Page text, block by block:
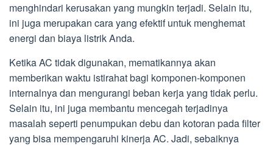
menghindari kerusakan yang mungkin terjadi. Selain itu,
ini juga merupakan cara yang efektif untuk menghemat
energi dan biaya listrik Anda.
Ketika AC tidak digunakan, mematikannya akan
memberikan waktu istirahat bagi komponen-komponen
internalnya dan mengurangi beban kerja yang tidak perlu.
Selain itu, ini juga membantu mencegah terjadinya
masalah seperti penumpukan debu dan kotoran pada filter
yang bisa mempengaruhi kinerja AC. Jadi, sebaiknya